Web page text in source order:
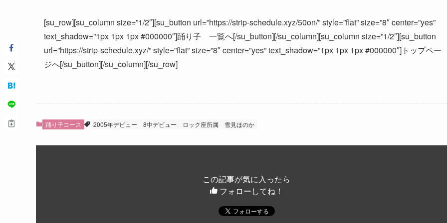
[su_row][su_column size=”1/2″][su_button url=”https://strip-schedule.xyz/50on/” style=”flat” size=”8″ center=”yes”
text_shadow=”1px 1px 1px #000000″]踊り子 一覧へ[/su_button][/su_column][su_column size=”1/2″][su_button
url=”https://strip-schedule.xyz/” style=”flat” size=”8″ center=”yes” text_shadow=”1px 1px 1px #000000″]トップペー
ジへ[/su_button][/su_column][/su_row]
踊り子コース 2005年デビュー 8中デビュー ロック座所属 雪見ほのか
この記事が気に入ったら
フォローしてね！